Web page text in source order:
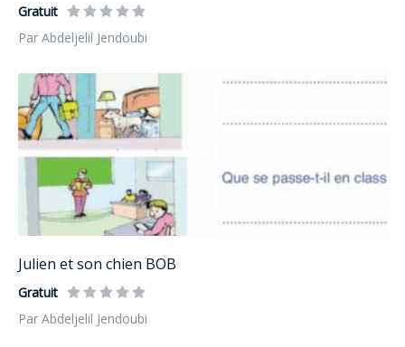
Gratuit
Par Abdeljelil Jendoubi
Julien et son chien BOB
Gratuit
Par Abdeljelil Jendoubi